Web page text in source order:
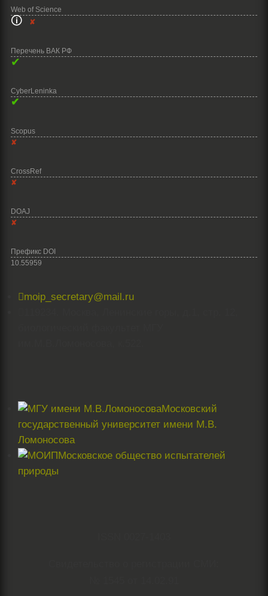
Web of Science
🛈 ✘
Перечень ВАК РФ
✔
CyberLeninka
✔
Scopus
✘
CrossRef
✘
DOAJ
✘
Префикс DOI
10.55959
moip_secretary@mail.ru
Московский
государственный университет имени М.В.
Ломоносова
Московское общество испытателей
природы